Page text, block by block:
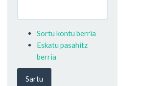
Sortu kontu berria
Eskatu pasahitz
berria
Sartu